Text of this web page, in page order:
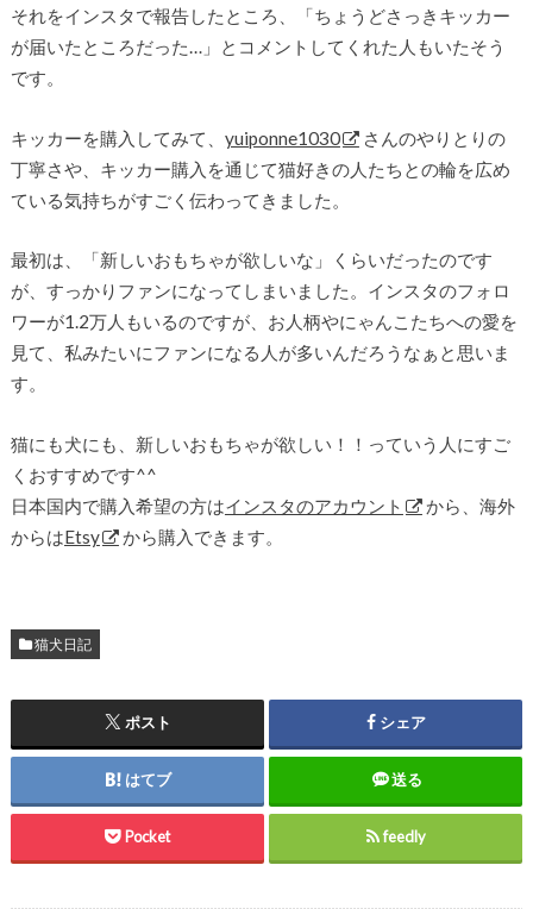
それをインスタで報告したところ、「ちょうどさっきキッカー
が届いたところだった…」とコメントしてくれた人もいたそう
です。
キッカーを購入してみて、 yuiponne1030
さんのやりとりの
丁寧さや、キッカー購入を通じて猫好きの人たちとの輪を広め
ている気持ちがすごく伝わってきました。
最初は、「新しいおもちゃが欲しいな」くらいだったのです
が、すっかりファンになってしまいました。インスタのフォロ
ワーが1.2万人もいるのですが、お人柄やにゃんこたちへの愛を
見て、私みたいにファンになる人が多いんだろうなぁと思いま
す。
猫にも犬にも、新しいおもちゃが欲しい！！っていう人にすご
くおすすめです^^
日本国内で購入希望の方はインスタのアカウント
から、海外
からはEtsy から購入できます。
猫犬日記
ポスト シェア
はてブ 送る
Pocket feedly